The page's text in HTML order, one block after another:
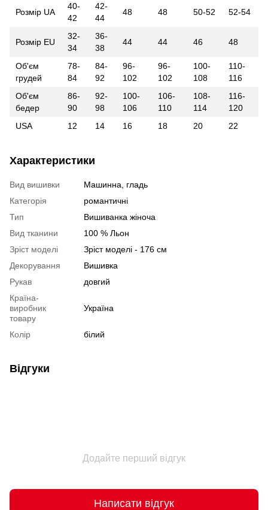
Розмір UA
40-
42
42-
44
48 48 50-52 52-54
Розмір EU
32-
34
36-
38
44 44 46 48
Об'єм
грудей
78-
84
84-
92
96-
102
96-
102
100-
108
110-
116
Об'єм
бедер
86-
90
92-
98
100-
106
106-
110
108-
114
116-
120
USA
12 14 16 18 20 22
Характеристики
Вид вишивки
Машинна, гладь
Категорія
романтичні
Тип
Вишиванка жіноча
Вид тканини
100 % Льон
Зріст моделі
Зріст моделі - 176 см
Декорування
Вишивка
Рукав
довгий
Країна-
виробник
товару
Україна
Колір білий
Відгуки
Додайте перший відгук
Написати відгук